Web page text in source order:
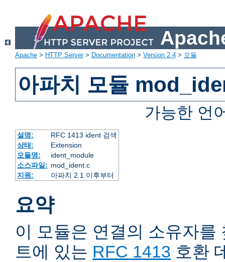
Apache > HTTP Server> Documentation > Version 2.4 > 모듈
아파치 모듈
가능한 언
설명:
RFC 1413 ident 검색
상태:
Extension
모듈명:
ident_module
소스파일: mod_ident.c
지원:
아파치 2.1 이후부터
요약
이 모듈은 연결의 소유자를
트에 있는 RFC 1413 호환